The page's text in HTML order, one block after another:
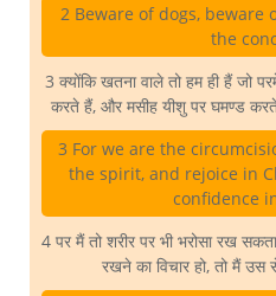
2 Beware of dogs, beware
the
3 क्योंकि खतना वाले तो हम ही हैं जो
करते हैं, और मसीह यीशु पर घमण्ड
3 For we are the
the spirit, and rejoice in
confidence
4 पर मैं तो शरीर पर भी भरोसा रख
रखने का विचार हो, तो मैं